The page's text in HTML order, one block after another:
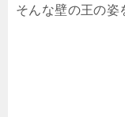
そんな壁の王の姿